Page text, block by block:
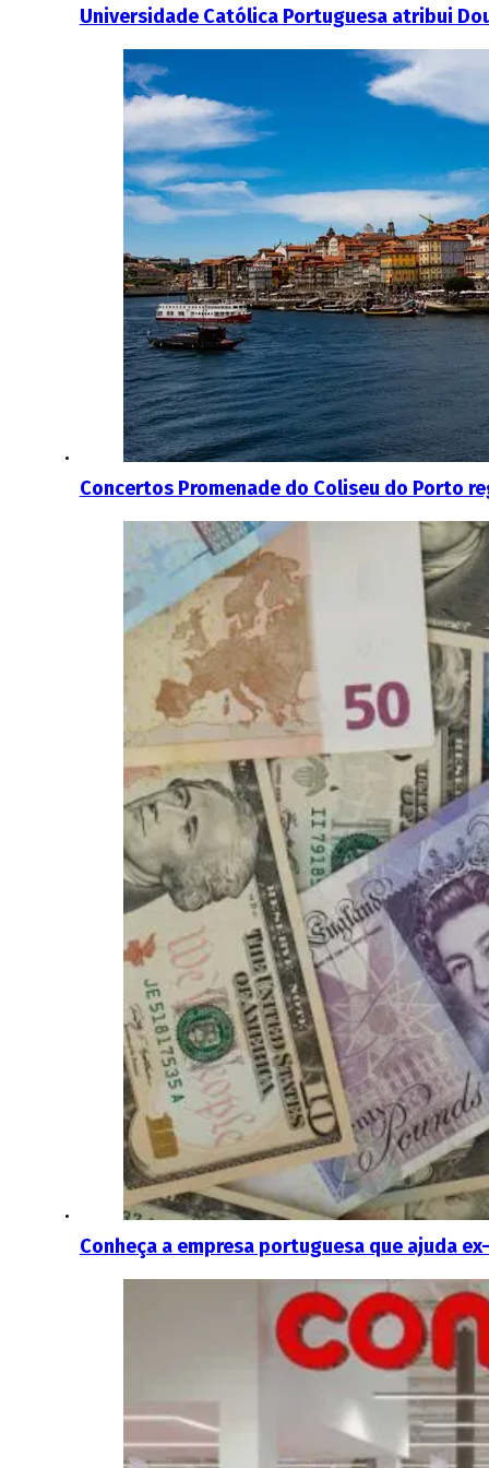
Universidade Católica Portuguesa atribui
Concertos Promenade do Coliseu do Porto
Conheça a empresa portuguesa que ajuda